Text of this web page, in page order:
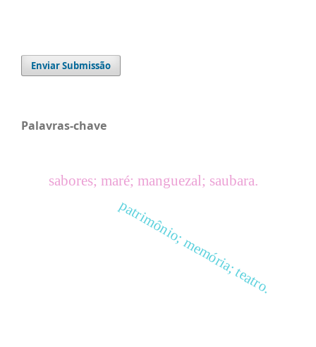
Enviar Submissão
Palavras-chave
sabores; maré; manguezal; saubara.
patrimônio; memória; teatro.